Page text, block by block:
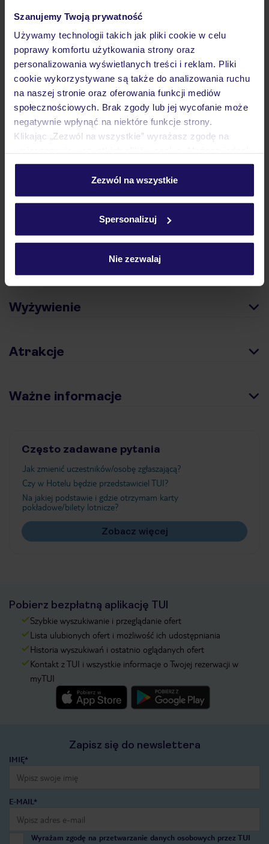
Szanujemy Twoją prywatność
Używamy technologii takich jak pliki cookie w celu
poprawy komfortu użytkowania strony oraz
personalizowania wyświetlanych treści i reklam. Pliki
cookie wykorzystywane są także do analizowania ruchu
na naszej stronie oraz oferowania funkcji mediów
społecznościowych. Brak zgody lub jej wycofanie może
negatywnie wpłynąć na niektóre funkcje strony.
Klikając „Zezwól na wszystkie” wyrażasz zgodę na
personalizować swój wybór wchodząc w zakładkę
Szczegółowe informacje o plikach cookie znajdziesz
Zezwól na wszystkie
Spersonalizuj
Nie zezwalaj
Dlaczego warto wybrać TUI?
Lider niskich cen
Największe biuro
podróży w Polsce
30 lat w
Wyżywienie
Atrakcje
Ważne informacje
Często zadawane pytania
Jak zmienić uczestników/osobę zgłaszającą?
Czy w Hotelu będzie przedstawiciel TUI?
Na jakiej podstawie i gdzie otrzymam karty
pokładowe/bilety lotnicze?
Zobacz więcej
Pobierz bezpłatną aplikację TUI
Szybkie wyszukiwanie i przeglądanie ofert
Lista ulubionych ofert i możliwość ich udostępniania
Historia wyszukiwań i ostatnio oglądanych ofert
Kontakt z TUI i wszystkie informacje o Twojej rezerwacji w
myTUI
Zapisz się do newslettera
IMIĘ*
E-MAIL*
Wyrażam zgodę na przetwarzanie danych osobowych przez TUI